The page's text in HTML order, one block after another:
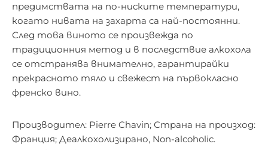
предимствата на по-ниските температури,
когато нивата на захарта са най-постоянни.
След това виното се произвежда по
традиционния метод и в последствие алкохола
се отстранява внимателно, гарантирайки
прекрасното тяло и свежест на първокласно
френско вино.
Производител: Pierre Chavin; Страна на произход:
Франция; Деалкохолизирано, Non-alcoholic.